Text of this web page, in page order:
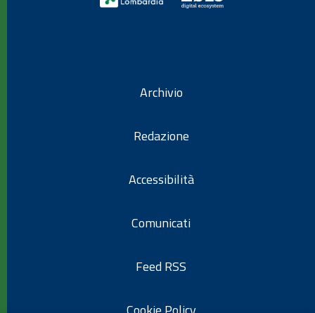
Archivio
Redazione
Accessibilità
Comunicati
Feed RSS